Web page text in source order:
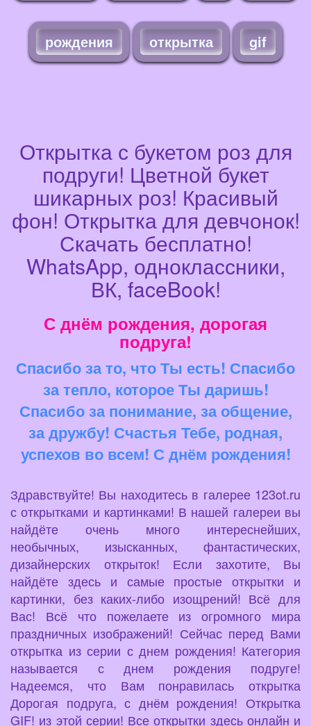
рождения открытка gif
Открытка с букетом роз для
подруги! Цветной букет
шикарных роз! Красивый
фон! Открытка для девчонок!
Скачать бесплатно!
WhatsApp, одноклассники,
ВК, faceBook!
С днём рождения, дорогая
подруга!
Спасибо за то, что Ты есть! Спасибо
за тепло, которое Ты даришь!
Спасибо за понимание, за общение,
за дружбу! Счастья Тебе, родная,
успехов во всем! С днём рождения!
Здравствуйте! Вы находитесь в галерее 123ot.ru
с открытками и картинками! В нашей галереи вы
найдёте очень много интереснейших,
необычных, изысканных, фантастических,
дизайнерских открыток! Если захотите, Вы
найдёте здесь и самые простые открытки и
картинки, без каких-либо изощрений! Всё для
Вас! Всё что пожелаете из огромного мира
праздничных изображений! Сейчас перед Вами
открытка из серии с днем рождения! Категория
называется с днем рождения подруге!
Надеемся, что Вам понравилась открытка
Дорогая подруга, с днём рождения! Открытка
GIF! из этой серии! Все открытки здесь онлайн и